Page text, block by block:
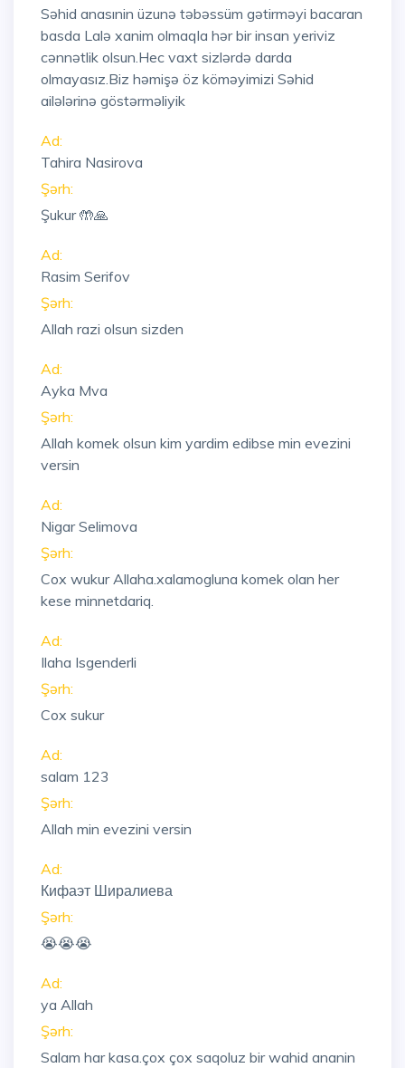
Səhid anasınin üzunə təbəssüm gətirməyi bacaran
basda Lalə xanim olmaqla hər bir insan yeriviz
cənnətlik olsun.Hec vaxt sizlərdə darda
olmayasız.Biz həmişə öz köməyimizi Səhid
ailələrinə göstərməliyik
Ad:
Tahira Nasirova
Şərh:
Şukur 🤲🙏
Ad:
Rasim Serifov
Şərh:
Allah razi olsun sizden
Ad:
Ayka Mva
Şərh:
Allah komek olsun kim yardim edibse min evezini
versin
Ad:
Nigar Selimova
Şərh:
Cox wukur Allaha.xalamogluna komek olan her
kese minnetdariq.
Ad:
Ilaha Isgenderli
Şərh:
Cox sukur
Ad:
salam 123
Şərh:
Allah min evezini versin
Ad:
Кифаэт Ширалиева
Şərh:
😭😭😭
Ad:
ya Allah
Şərh:
Salam har kasa.çox çox saqoluz bir wahid ananin